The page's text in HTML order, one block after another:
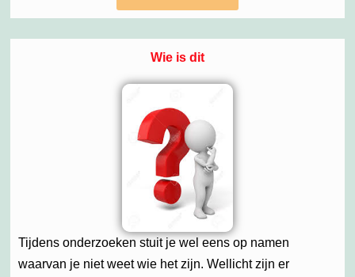
Wie is dit
Tijdens onderzoeken stuit je wel eens op namen
waarvan je niet weet wie het zijn. Wellicht zijn er